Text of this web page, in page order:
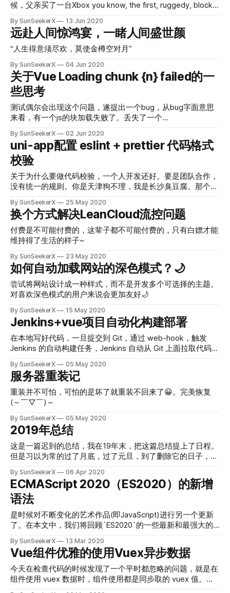
候，父亲买了一台Xbox you know, the first, ruggedy, blocky
的Xbox we had tons and tons and tons of fun playing all
kinds of games together 我们一起玩了许多游戏，而且玩得
非常开心.... until he died, when i was just
By SunSeekerX 13 Jun 2020
远赴人间惊鸿宴，一睹人间盛世颜
“人生得意须尽欢，莫使金樽空对月”
By SunSeekerX 04 Jun 2020
关于Vue Loading chunk {n} failed的一
些思考
测试偶尔会出现这个问题，遂提出一个bug，从bug字面意思
来看，有一个js的块加载失败了。丢失了一个
By SunSeekerX 02 Jun 2020
uni-app配置 eslint + prettier 代码格式
校验
关于为什么要做代码校验，一个人开发还好。要是团队合作，
没有统一的规则。你是天津狗不理，我是长沙臭豆腐。那个工
就是一个态度，他写的代码像💩一样，看不懂，只能重构。大
多数人都是这个样子，没有例外。作为一个程序员，是要想想
为什么那些大佬的代码一看就能懂，写代码就像写诗，在看看
自己写的，过几天出了问题，等到亲切问候了全家之后再来看
By SunSeekerX 25 May 2020
换个方式解决LeanCloud流控问题
付费是不可能付费的，这辈子都不可能付费的，只有白嫖才能
维持得了生活的样子~
By SunSeekerX 23 May 2020
如何自动加载网站的深色模式？🌙
尝试将网站设计成一种样式，而不是开发多个可选择的主题。
对喜欢深色模式的用户来说会更加友好🌙
By SunSeekerX 15 May 2020
Jenkins+vue项目自动化构建部署
在本地写好代码，一旦提交到 Git，通过 web-hook，触发
Jenkins 的自动构建任务，Jenkins 自动从 Git 上面拉取代码>
By SunSeekerX 05 May 2020
服务器重装记
重装并不可怕，可怕的是坏了就重装不回来了😀。完美恢复
(～￣▽￣)～
By SunSeekerX 05 May 2020
2019年总结
这是一篇迟到的总结，我在19年末，把这篇总结提上了日程。
但是习以为常的过了月底，过了元旦，到了删除它的日子，终
By SunSeekerX 06 Apr 2020
ECMAScript 2020（ES2020）的新增
语法
是时候对不断变化的艺术作品(即JavaScript)进行另一个更新
了。在本文中，我们将回顾`ES2020`的一些最新和最强大的
By SunSeekerX 13 Mar 2020
Vue组件优雅的使用Vuex异步数据
今天在检查代码的时候发现了一个平时都忽略的问题，就是在
组件使用 vuex 数据时，组件使用都是同步取的 vuex 值。关